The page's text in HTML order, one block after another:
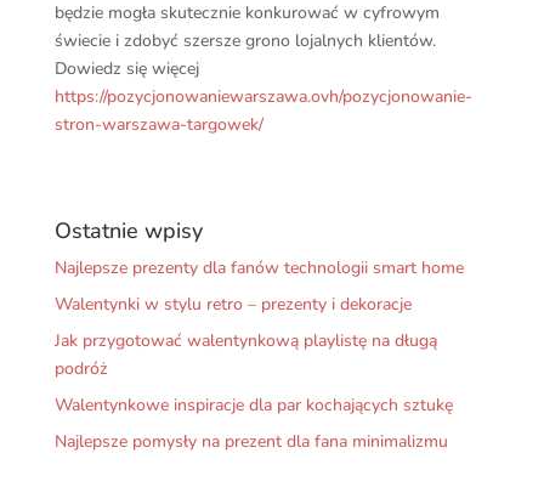
będzie mogła skutecznie konkurować w cyfrowym
świecie i zdobyć szersze grono lojalnych klientów.
Dowiedz się więcej
https://pozycjonowaniewarszawa.ovh/pozycjonowanie-
stron-warszawa-targowek/
Ostatnie wpisy
Najlepsze prezenty dla fanów technologii smart home
Walentynki w stylu retro – prezenty i dekoracje
Jak przygotować walentynkową playlistę na długą
podróż
Walentynkowe inspiracje dla par kochających sztukę
Najlepsze pomysły na prezent dla fana minimalizmu